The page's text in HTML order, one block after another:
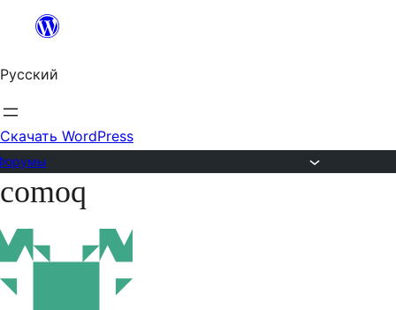
Перейти
содержимому
Русский
Скачать WordPress
Перейти
содержимому
comoq